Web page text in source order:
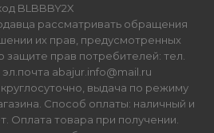
BLBBBY2X
рассматривать обращения
их прав, предусмотренных
защите прав потребителей: тел.
эл.почта abajur.info@mail.ru
выдача по режиму
Способ оплаты: наличный и
Оплата товара при получении.